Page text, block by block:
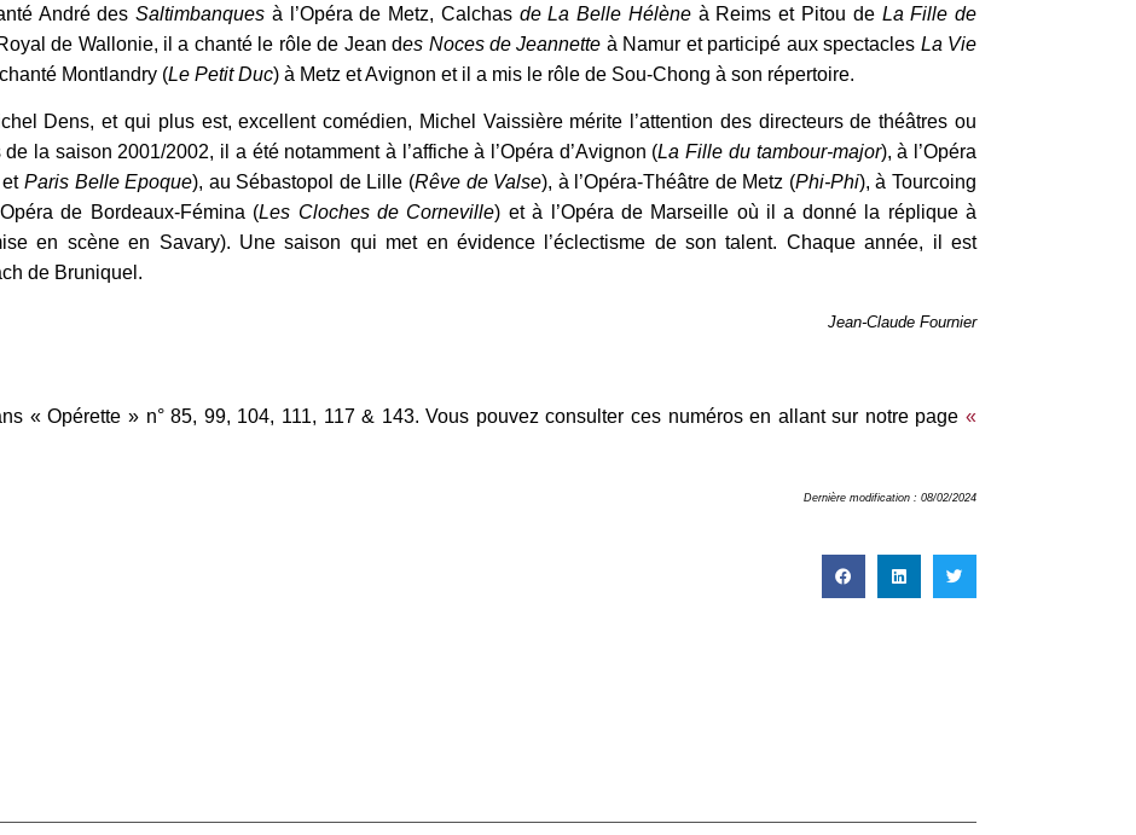
André desSaltimbanques à l’Opéra de Metz, Calchas de La Belle Hélèneà Reims et Pitou de La Fille de
de Wallonie, il a chanté le rôle de Jean des Noces de Jeannette à Namur et participé aux spectacles La Vie
Montlandry (Le Petit Duc) à Metz et Avignon et il a mis le rôle de Sou-Chong à son répertoire.
Dens, et qui plus est, excellent comédien, Michel Vaissière mérite l’attention des directeurs de théâtres ou
la saison 2001/2002, il a été notamment à l’affiche à l’Opéra d’Avignon (La Fille du tambour-major), à l’Opéra
Paris Belle Epoque), au Sébastopol de Lille (Rêve de Valse), à l’Opéra-Théâtre de Metz (Phi-Phi), à Tourcoing
de Bordeaux-Fémina (Les Cloches de Corneville) et à l’Opéra de Marseille où il a donné la réplique à
en scène en Savary). Une saison qui met en évidence l’éclectisme de son talent. Chaque année, il est
de Bruniquel.
Jean-Claude Fournier
« Opérette » n° 85, 99, 104, 111, 117 & 143. Vous pouvez consulter ces numéros en allant sur notre page«
Dernière modification : 08/02/2024